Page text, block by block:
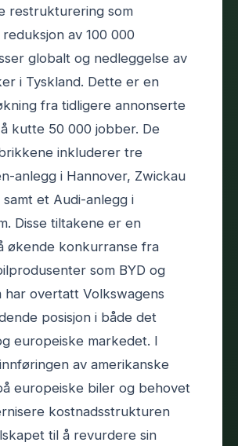
restrukturering som
av 100 000
globalt og nedleggelse av
i Tyskland. Dette er en
fra tidligere annonserte
kutte 50 000 jobber. De
inkluderer tre
anlegg i Hannover, Zwickau
samt et Audi-anlegg i
Disse tiltakene er en
økende konkurranse fra
som BYD og
har overtatt Volkswagens
posisjon i både det
europeiske markedet. I
av amerikanske
europeiske biler og behovet
kostnadsstrukturen
til å revurdere sin